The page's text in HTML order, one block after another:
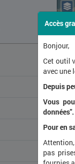
Accès
Bonjour,
Cet outil
avec une
Depuis
Vous
données".
Pour en
pas